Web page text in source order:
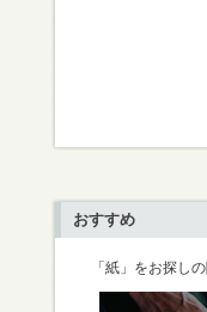
おすすめ
「紙」をお探し